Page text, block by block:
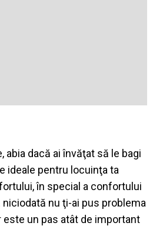
abia dacă ai învăţat să le bagi
ideale pentru locuinţa ta
în special a confortului
nu ţi-ai pus problema
este un pas atât de important